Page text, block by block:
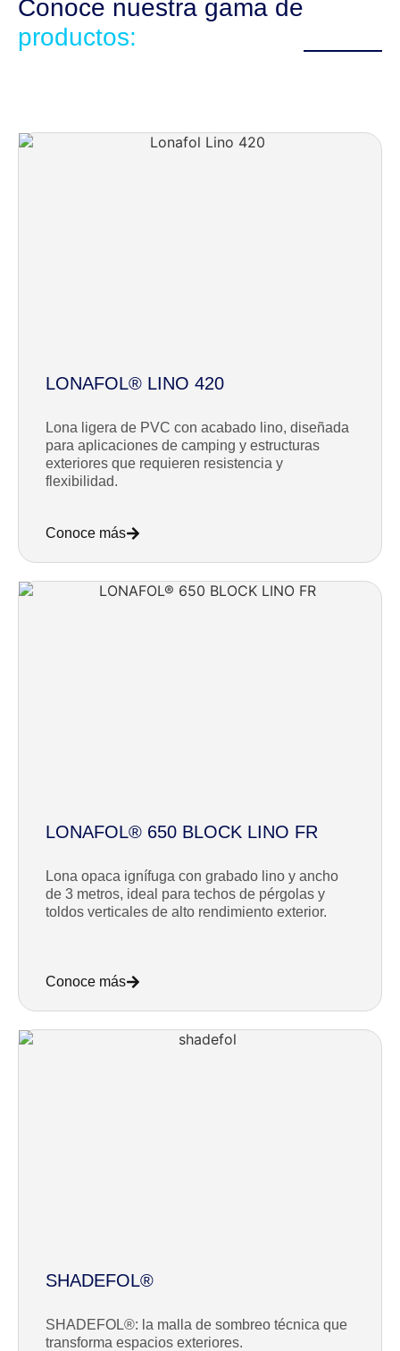
Conoce nuestra gama de
productos:
LONAFOL® LINO 420
Lona ligera de PVC con acabado lino, diseñada
para aplicaciones de camping y estructuras
exteriores que requieren resistencia y
flexibilidad.
Conoce más
LONAFOL® 650 BLOCK LINO FR
Lona opaca ignífuga con grabado lino y ancho
de 3 metros, ideal para techos de pérgolas y
toldos verticales de alto rendimiento exterior.
Conoce más
SHADEFOL®
SHADEFOL®: la malla de sombreo técnica que
transforma espacios exteriores.